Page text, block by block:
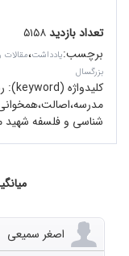
تعداد بازدید۵۱۵۸
برچسب:یادداشت،
بزرگسال
کلیدواژه (keyword):
شناسی و فلسفه شهید
میانگین
اصغر سمیعی